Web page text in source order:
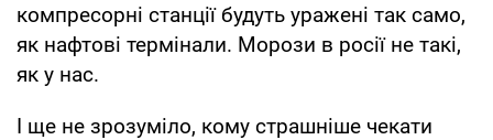
компресорні станції будуть уражені так само,
як нафтові термінали. Морози в росії не такі,
як у нас.
І ще не зрозуміло, кому страшніше чекати